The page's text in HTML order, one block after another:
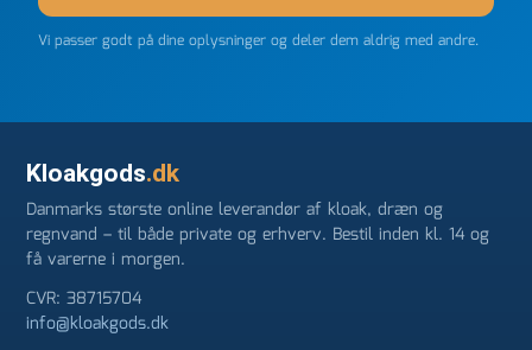
Vi passer godt på dine oplysninger og deler dem aldrig med andre.
Kloakgods.dk
Danmarks største online leverandør af kloak, dræn og
regnvand – til både private og erhverv. Bestil inden kl. 14 og
få varerne i morgen.
CVR: 38715704
info@kloakgods.dk